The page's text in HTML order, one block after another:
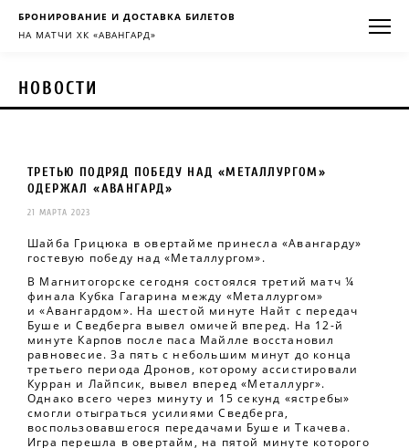
БРОНИРОВАНИЕ И ДОСТАВКА БИЛЕТОВ
НА МАТЧИ ХК «АВАНГАРД»
НОВОСТИ
ТРЕТЬЮ ПОДРЯД ПОБЕДУ НАД «МЕТАЛЛУРГОМ»
ОДЕРЖАЛ «АВАНГАРД»
21 МАРТА 2023
Шайба Грицюка в овертайме принесла «Авангарду»
гостевую победу над «Металлургом».
В Магнитогорске сегодня состоялся третий матч ¼
финала Кубка Гагарина между «Металлургом»
и «Авангардом». На шестой минуте Найт с передач
Буше и Сведберга вывел омичей вперед. На 12-й
минуте Карпов после паса Майлле восстановил
равновесие. За пять с небольшим минут до конца
третьего периода Дронов, которому ассистировали
Курран и Лайпсик, вывел вперед «Металлург».
Однако всего через минуту и 15 секунд «ястребы»
смогли отыграться усилиями Сведберга,
воспользовавшегося передачами Буше и Ткачева.
Игра перешла в овертайм, на пятой минуте которого